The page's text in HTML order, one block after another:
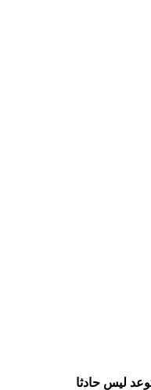
ليس حادثا